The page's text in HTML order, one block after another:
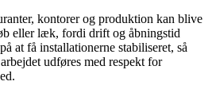
kontorer og produktion kan blive
eller læk, fordi drift og åbningstid
at få installationerne stabiliseret, så
udføres med respekt for